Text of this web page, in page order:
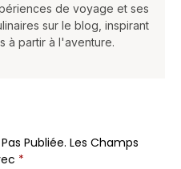
de voyage et ses
sur le blog, inspirant
à partir à l'aventure.
Publiée. Les Champs
*